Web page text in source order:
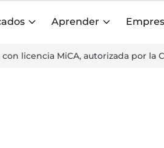
Aprender
licencia MiCA, autorizada por la